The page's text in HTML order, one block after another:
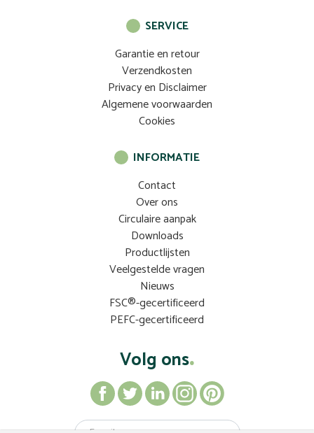
SERVICE
Garantie en retour
Verzendkosten
Privacy en Disclaimer
Algemene voorwaarden
Cookies
INFORMATIE
Contact
Over ons
Circulaire aanpak
Downloads
Productlijsten
Veelgestelde vragen
Nieuws
FSC®-gecertificeerd
PEFC-gecertificeerd
Volg ons